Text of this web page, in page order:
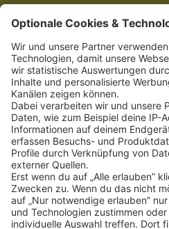
Schnellzugriff
ZAHLUNGSMETHODEN
SOCIAL
NEWSLETTER
BESUCHEN SIE UNS